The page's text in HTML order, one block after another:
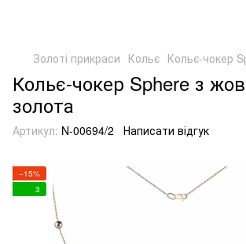
Золоті прикраси Кольє Кольє-чокер
Кольє-чокер Sphere з
золота
Артикул: N-00694/2 Написати відгук
−15%
3